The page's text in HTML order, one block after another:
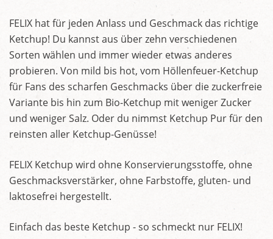
FELIX hat für jeden Anlass und Geschmack das richtige
Ketchup! Du kannst aus über zehn verschiedenen
Sorten wählen und immer wieder etwas anderes
probieren. Von mild bis hot, vom Höllenfeuer-Ketchup
für Fans des scharfen Geschmacks über die zuckerfreie
Variante bis hin zum Bio-Ketchup mit weniger Zucker
und weniger Salz. Oder du nimmst Ketchup Pur für den
reinsten aller Ketchup-Genüsse!
FELIX Ketchup wird ohne Konservierungsstoffe, ohne
Geschmacksverstärker, ohne Farbstoffe, gluten- und
laktosefrei hergestellt.
Einfach das beste Ketchup - so schmeckt nur FELIX!